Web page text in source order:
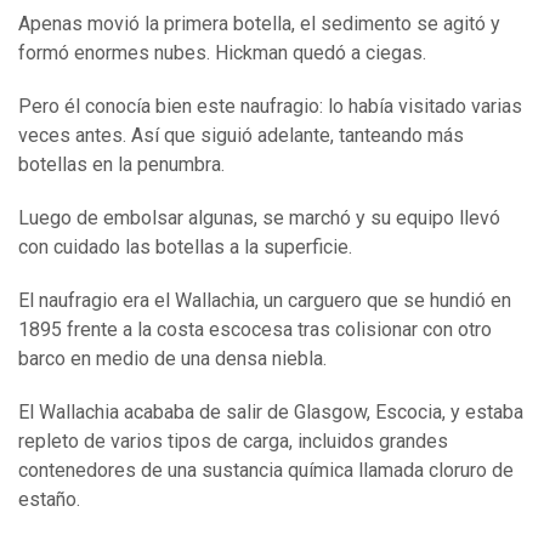
Apenas movió la primera botella, el sedimento se agitó y
formó enormes nubes. Hickman quedó a ciegas.
Pero él conocía bien este naufragio: lo había visitado varias
veces antes. Así que siguió adelante, tanteando más
botellas en la penumbra.
Luego de embolsar algunas, se marchó y su equipo llevó
con cuidado las botellas a la superficie.
El naufragio era el Wallachia, un carguero que se hundió en
1895 frente a la costa escocesa tras colisionar con otro
barco en medio de una densa niebla.
El Wallachia acababa de salir de Glasgow, Escocia, y estaba
repleto de varios tipos de carga, incluidos grandes
contenedores de una sustancia química llamada cloruro de
estaño.